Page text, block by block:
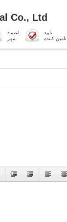
Co., Ltd.
اعتماد
مهر
تایید
تامین کننده